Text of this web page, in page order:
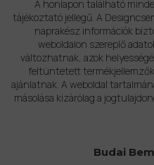
A honlapon található
tájékoztató jellegű. A
naprakész információk
weboldalon szereplő
változhatnak, azok
feltüntetett
ajánlatnak. A weboldal
másolása kizárólag a
Budai